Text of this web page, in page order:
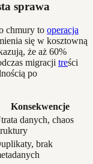
sprawa
chmury to operacja
się w kosztowną
że aż 60%
migracji treści
po
Konsekwencje
danych, chaos
brak